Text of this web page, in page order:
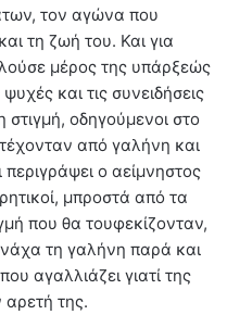
τον αγώνα που
τη ζωή του. Και για
μέρος της υπάρξεώς
και τις συνειδήσεις
οδηγούμενοι στο
από γαλήνη και
ο αείμνηστος
μπροστά από τα
που θα τουφεκίζονταν,
τη γαλήνη παρά και
αγαλλιάζει γιατί της
αρετή της.